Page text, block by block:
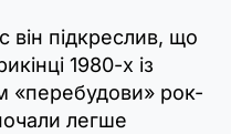
він підкреслив, що
1980-х із
«перебудови» рок-
легше